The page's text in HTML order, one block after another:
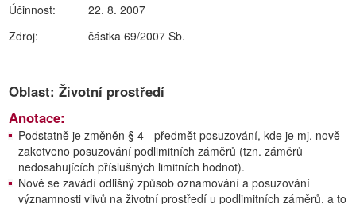
Účinnost:
22. 8. 2007
Zdroj:
částka 69/2007 Sb.
Oblast: Životní prostředí
Anotace:
Podstatně je změněn § 4 - předmět posuzování, kde je mj. nově
zakotveno posuzování podlimitních záměrů (tzn. záměrů
nedosahujících příslušných limitních hodnot).
Nově se zavádí odlišný způsob oznamování a posuzování
významnosti vlivů na životní prostředí u podlimitních záměrů, a to